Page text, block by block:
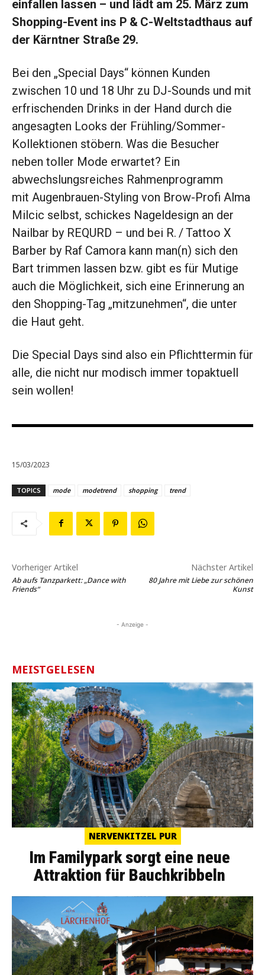
einfallen lassen – und lädt am 25. März zum
Shopping-Event ins P & C-Weltstadthaus auf
der Kärntner Straße 29.
Bei den „Special Days“ können Kunden
zwischen 10 und 18 Uhr zu DJ-Sounds und mit
erfrischenden Drinks in der Hand durch die
angesagten Looks der Frühling/Sommer-
Kollektionen stöbern. Was die Besucher
neben toller Mode erwar­tet? Ein
abwechslungs­reiches Rahmenprogramm
mit Augenbrauen-Styling von Brow-Profi Alma
Milcic selbst, schickes Nagel­design an der
Nailbar by REQURD – und bei R. / Tattoo X
Barber by Raf ­Camora kann man(n) sich den
Bart trimmen lassen bzw. gibt es für Mutige
auch die Möglichkeit, sich eine Erinnerung an
den Shopping-Tag „mitzunehmen“, die unter
die Haut geht.
Die Special Days sind also ein Pflichttermin für
alle, die nicht nur modisch immer topaktuell
sein wollen!
15/03/2023
TOPICS mode modetrend shopping trend
Vorheriger Artikel
Ab aufs Tanzparkett: „Dance with
Friends“
Nächster Artikel
80 Jahre mit Liebe zur schönen
Kunst
- Anzeige -
MEISTGELESEN
NERVENKITZEL PUR
Im Familypark sorgt eine neue
Attraktion für Bauchkribbeln